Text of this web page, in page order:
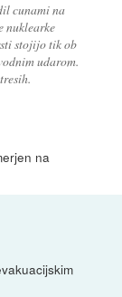
cunami na
nuklearke
stojijo tik ob
udarom.
na